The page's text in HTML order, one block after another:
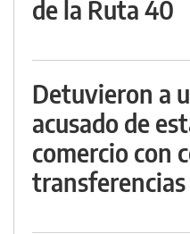
de la Ruta 40
Detuvieron a
acusado de
comercio con